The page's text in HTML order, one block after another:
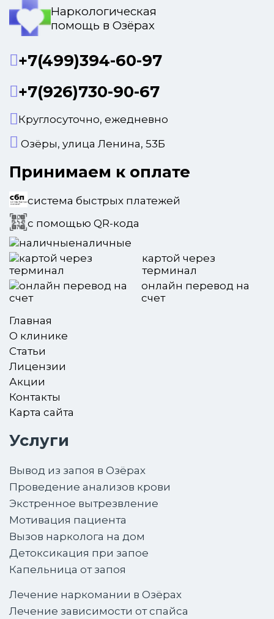
Наркологическая
помощь в Озёрах
+7(499)394-60-97
+7(926)730-90-67
Круглосуточно, ежедневно
Озёры, улица Ленина, 53Б
Принимаем к оплате
система быстрых платежей
с помощью QR-кода
наличные
картой через
терминал
онлайн перевод на
счет
Главная
О клинике
Статьи
Лицензии
Акции
Контакты
Карта сайта
Услуги
Вывод из запоя в Озёрах
Проведение анализов крови
Экстренное вытрезвление
Мотивация пациента
Вызов нарколога на дом
Детоксикация при запое
Капельница от запоя
Лечение наркомании в Озёрах
Лечение зависимости от спайса